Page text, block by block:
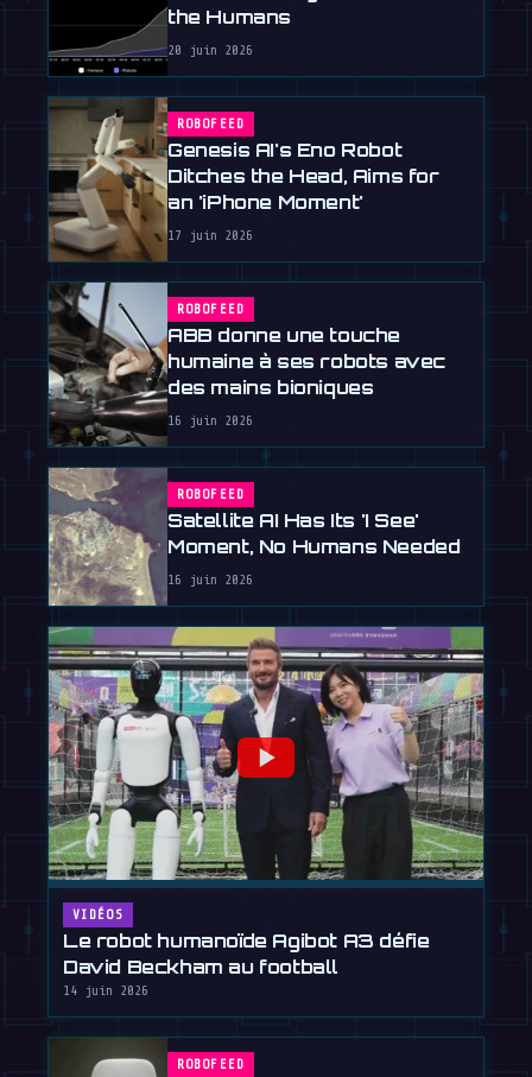
the Humans
20 juin 2026
ROBOFEED
Genesis AI's Eno Robot
Ditches the Head, Aims for
an 'iPhone Moment'
17 juin 2026
ROBOFEED
ABB donne une touche
humaine à ses robots avec
des mains bioniques
16 juin 2026
ROBOFEED
Satellite AI Has Its 'I See'
Moment, No Humans Needed
16 juin 2026
VIDÉOS
Le robot humanoïde Agibot A3 défie
David Beckham au football
14 juin 2026
ROBOFEED